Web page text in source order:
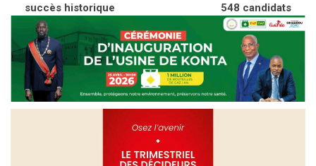
succès historique
548 candidats